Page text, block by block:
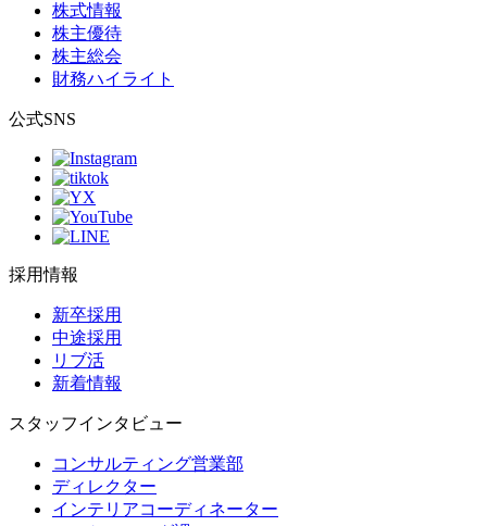
株式情報
株主優待
株主総会
財務ハイライト
公式SNS
採用情報
新卒採用
中途採用
リブ活
新着情報
スタッフインタビュー
コンサルティング営業部
ディレクター
インテリアコーディネーター